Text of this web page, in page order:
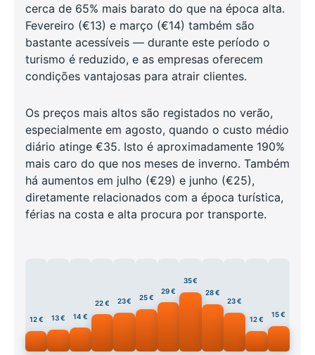
cerca de 65% mais barato do que na época alta.
Fevereiro (€13) e março (€14) também são
bastante acessíveis — durante este período o
turismo é reduzido, e as empresas oferecem
condições vantajosas para atrair clientes.
Os preços mais altos são registados no verão,
especialmente em agosto, quando o custo médio
diário atinge €35. Isto é aproximadamente 190%
mais caro do que nos meses de inverno. Também
há aumentos em julho (€29) e junho (€25),
diretamente relacionados com a época turística,
férias na costa e alta procura por transporte.
12 € 13 € 14 €
22 € 23 € 25 €
29 €
35 €
28 €
23 €
12 €
15 €